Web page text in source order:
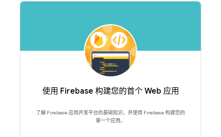
使用 Firebase 构建您的首个 Web 应用
了解 Firebase 应用开发平台的基础知识，并使用 Firebase 构建您的
第一个应用。